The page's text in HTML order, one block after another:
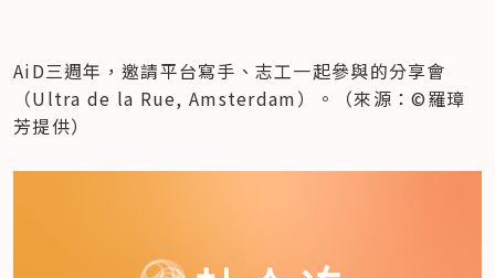
AiD三週年，邀請平台寫手、志工一起參與的分享會
（Ultra de la Rue, Amsterdam）。（來源：©羅璋
芳提供）